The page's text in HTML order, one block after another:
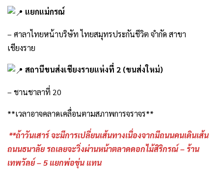
แยกแม่กรณ์
– ศาลาไทยหน้าบริษัท ไทยสมุทรประกันชีวิต จำกัด สาขา
เชียงราย
สถานีขนส่งเชียงรายแห่งที่ 2 (ขนส่งใหม่)
– ชานชาลาที่ 20
**เวลาอาจคลาดเคลื่อนตามสภาพการจราจร**
**ถ้าวันเสาร์ จะมีการเปลี่ยนเส้นทางเนื่องจากมีถนนคนเดินเส้น
ถนนธนาลัย รถเลยจะวิ่งผ่านหน้าตลาดดอกไม้สิริกรณ์ – ร้าน
เทพวัลย์ – 5 แยกพ่อขุ่น แทน